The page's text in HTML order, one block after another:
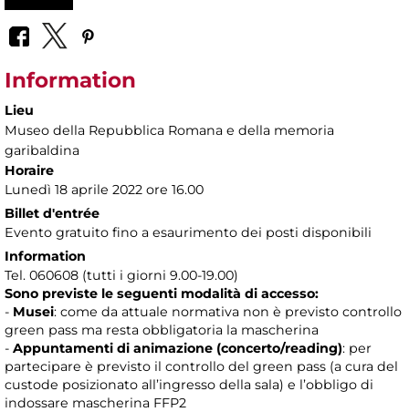
Information
Lieu
Museo della Repubblica Romana e della memoria
garibaldina
Horaire
Lunedì 18 aprile 2022 ore 16.00
Billet d'entrée
Evento gratuito fino a esaurimento dei posti disponibili
Information
Tel. 060608 (tutti i giorni 9.00-19.00)
Sono previste le seguenti modalità di accesso:
- Musei: come da attuale normativa non è previsto controllo
green pass ma resta obbligatoria la mascherina
- Appuntamenti di animazione (concerto/reading): per
partecipare è previsto il controllo del green pass (a cura del
custode posizionato all’ingresso della sala) e l’obbligo di
indossare mascherina FFP2